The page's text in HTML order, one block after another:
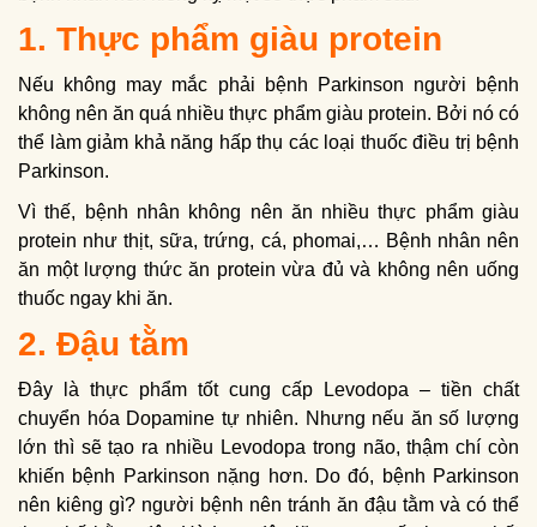
1. Thực phẩm giàu protein
Nếu không may mắc phải bệnh Parkinson người bệnh
không nên ăn quá nhiều thực phẩm giàu protein. Bởi nó có
thể làm giảm khả năng hấp thụ các loại thuốc điều trị bệnh
Parkinson.
Vì thế, bệnh nhân không nên ăn nhiều thực phẩm giàu
protein như thịt, sữa, trứng, cá, phomai,… Bệnh nhân nên
ăn một lượng thức ăn protein vừa đủ và không nên uống
thuốc ngay khi ăn.
2. Đậu tằm
Đây là thực phẩm tốt cung cấp Levodopa – tiền chất
chuyển hóa Dopamine tự nhiên. Nhưng nếu ăn số lượng
lớn thì sẽ tạo ra nhiều Levodopa trong não, thậm chí còn
khiến bệnh Parkinson nặng hơn. Do đó, bệnh Parkinson
nên kiêng gì? người bệnh nên tránh ăn đậu tằm và có thể